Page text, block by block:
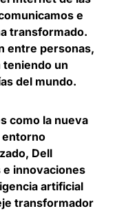
e
transformado.
entre personas,
teniendo un
del mundo.
como la nueva
entorno
Dell
innovaciones
artificial
transformador